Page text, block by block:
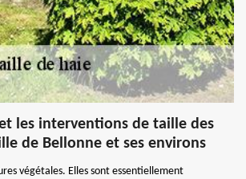
les interventions de taille des
de Bellonne et ses environs
végétales. Elles sont essentiellement